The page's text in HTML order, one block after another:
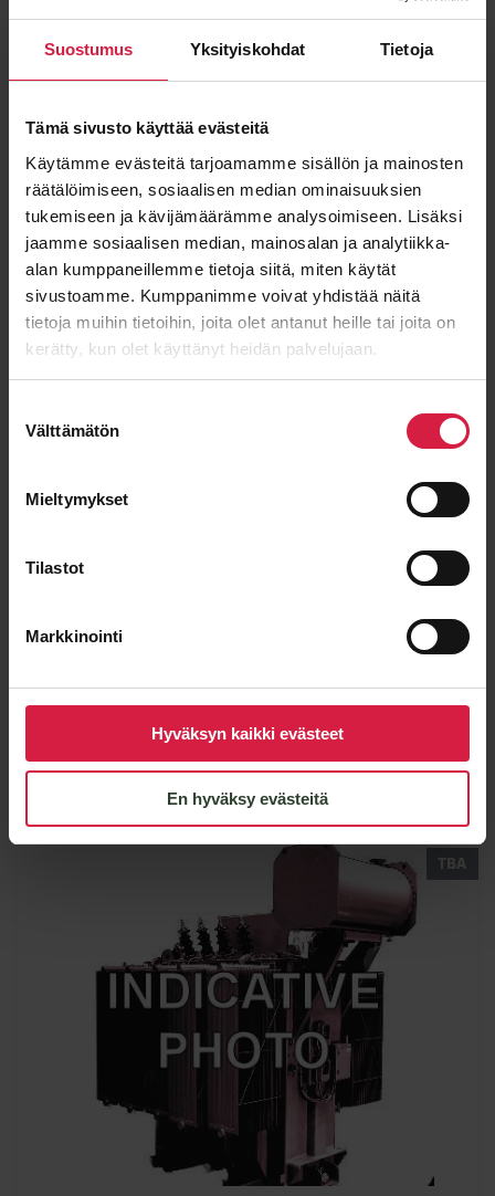
Suostumus Yksityiskohdat Tietoja
Tämä sivusto käyttää evästeitä
Käytämme evästeitä tarjoamamme sisällön ja mainosten
räätälöimiseen, sosiaalisen median ominaisuuksien
tukemiseen ja kävijämäärämme analysoimiseen. Lisäksi
jaamme sosiaalisen median, mainosalan ja analytiikka-
alan kumppaneillemme tietoja siitä, miten käytät
sivustoamme. Kumppanimme voivat yhdistää näitä
tietoja muihin tietoihin, joita olet antanut heille tai joita on
kerätty, kun olet käyttänyt heidän palvelujaan.
valinta
Välttämätön
Mieltymykset
Tilastot
Markkinointi
Hyväksyn kaikki evästeet
En hyväksy evästeitä
24000 kVA
150000 / 30200 kV
Used
Oil
Power
110000 / 6300 kV
Condition
Used
Type
Oil
View details
TBA